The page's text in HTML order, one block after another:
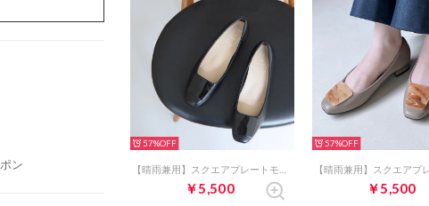
ン
57%
￥5,500
57%
￥5,500